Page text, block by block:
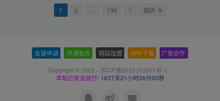
1 2 199 跳转
友链申请 开通会员 网站加盟 APP下载 广告合作
Copyright © 2023 · 苏ICP备2025153851号-1 ·
本站已安全运行: 1637天21小时36分50秒